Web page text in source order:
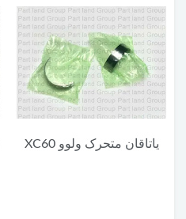
یاتاقان متحرک ولوو XC60